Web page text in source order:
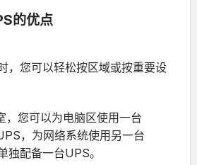
的优点
，您可以轻松按区域或按重要设
，您可以为电脑区使用一台
，为网络系统使用另一台
独配备一台UPS。